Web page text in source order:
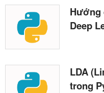
Hướng
Deep
LDA
trong